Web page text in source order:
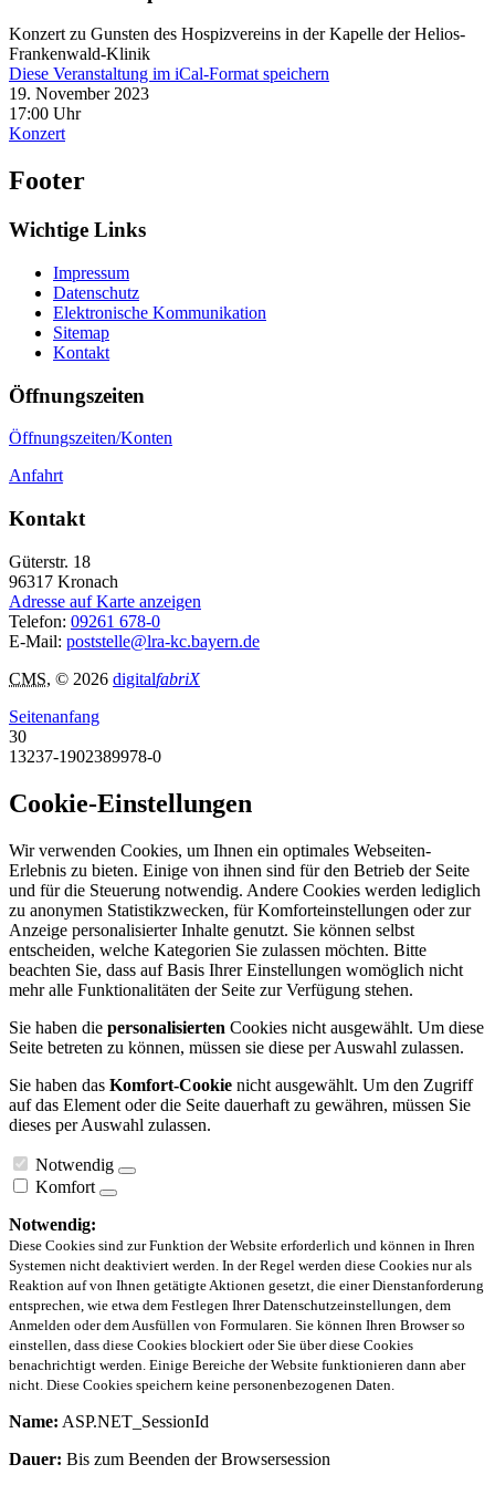
Konzert zu Gunsten des Hospizvereins in der Kapelle der Helios-
Frankenwald-Klinik
Diese Veranstaltung im iCal-Format speichern
19. November 2023
17:00 Uhr
Konzert
Footer
Wichtige Links
Impressum
Datenschutz
Elektronische Kommunikation
Sitemap
Kontakt
Öffnungszeiten
Öffnungszeiten/Konten
Anfahrt
Kontakt
Güterstr. 18
96317 Kronach
Adresse auf Karte anzeigen
Telefon: 09261 678-0
E-Mail: poststelle@lra-kc.bayern.de
CMS, © 2026 digitalfabriX
Seitenanfang
30
13237-1902389978-0
Cookie-Einstellungen
Wir verwenden Cookies, um Ihnen ein optimales Webseiten-
Erlebnis zu bieten. Einige von ihnen sind für den Betrieb der Seite
und für die Steuerung notwendig. Andere Cookies werden lediglich
zu anonymen Statistikzwecken, für Komforteinstellungen oder zur
Anzeige personalisierter Inhalte genutzt. Sie können selbst
entscheiden, welche Kategorien Sie zulassen möchten. Bitte
beachten Sie, dass auf Basis Ihrer Einstellungen womöglich nicht
mehr alle Funktionalitäten der Seite zur Verfügung stehen.
Sie haben die personalisierten Cookies nicht ausgewählt. Um diese
Seite betreten zu können, müssen sie diese per Auswahl zulassen.
Sie haben das Komfort-Cookie nicht ausgewählt. Um den Zugriff
auf das Element oder die Seite dauerhaft zu gewähren, müssen Sie
dieses per Auswahl zulassen.
Notwendig
Komfort
Notwendig:
Diese Cookies sind zur Funktion der Website erforderlich und können in Ihren
Systemen nicht deaktiviert werden. In der Regel werden diese Cookies nur als
Reaktion auf von Ihnen getätigte Aktionen gesetzt, die einer Dienstanforderung
entsprechen, wie etwa dem Festlegen Ihrer Datenschutzeinstellungen, dem
Anmelden oder dem Ausfüllen von Formularen. Sie können Ihren Browser so
einstellen, dass diese Cookies blockiert oder Sie über diese Cookies
benachrichtigt werden. Einige Bereiche der Website funktionieren dann aber
nicht. Diese Cookies speichern keine personenbezogenen Daten.
Name: ASP.NET_SessionId
Dauer: Bis zum Beenden der Browsersession